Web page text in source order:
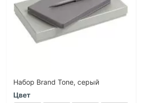
Набор Brand Tone, серый
Цвет